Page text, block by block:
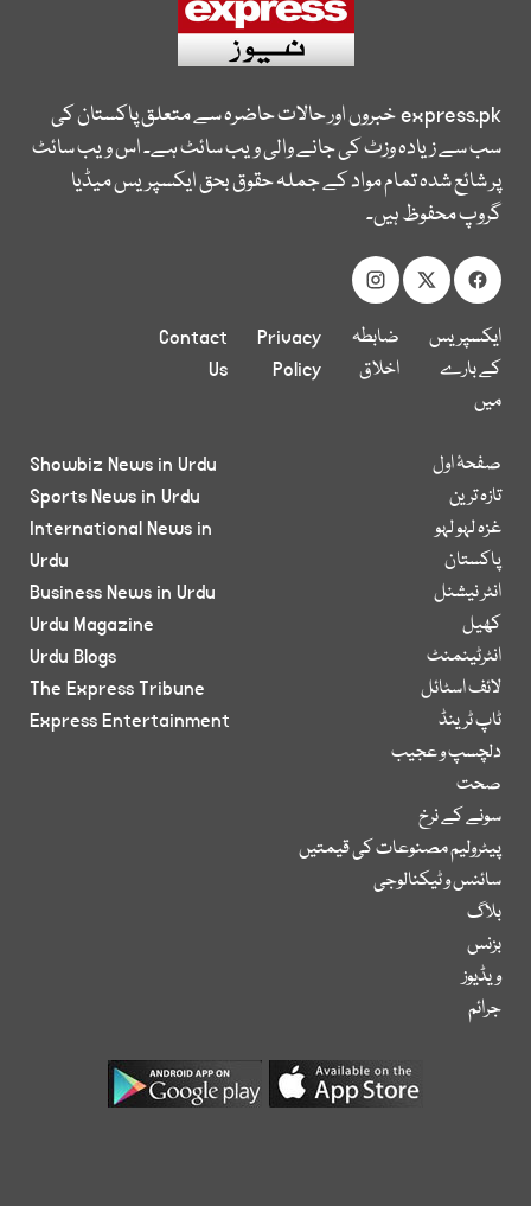
express.pkخبروں اور حالات حاضرہ سے متعلق پاکستان کی
سب سے زیادہ وزٹ کی جانے والی ویب سائٹ ہے۔ اس ویب سائٹ
پر شائع شدہ تمام مواد کے جملہ حقوق بحق ایکسپریس میڈیا
گروپ محفوظ ہیں۔
ایکسپریس
کے بارے
میں
ضابطہ
اخلاق
Privacy
Policy
Contact
Us
صفحۂ اول
تازہ ترین
غزہ لہو لہو
پاکستان
انٹر نیشنل
کھیل
انٹرٹینمنٹ
لائف اسٹائل
ٹاپ ٹرینڈ
دلچسپ و عجیب
صحت
سونے کے نرخ
پیٹرولیم مصنوعات کی قیمتیں
سائنس و ٹیکنالوجی
بلاگ
بزنس
ویڈیوز
جرائم
Showbiz News in Urdu
Sports News in Urdu
International News in
Urdu
Business News in Urdu
Urdu Magazine
Urdu Blogs
The Express Tribune
Express Entertainment